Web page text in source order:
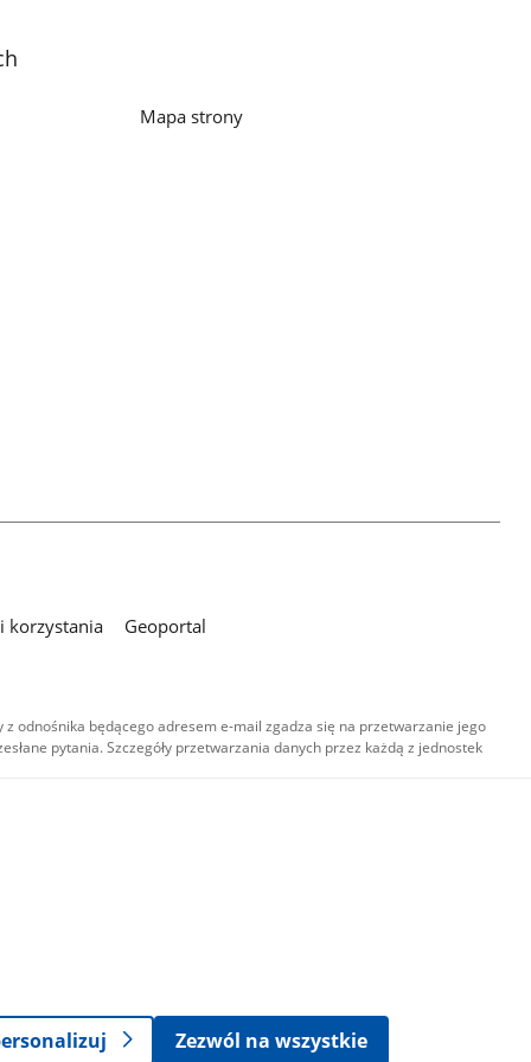
Mapa strony
korzystania Geoportal
odnośnika będącego adresem e-mail zgadza się na przetwarzanie jego
pytania. Szczegóły przetwarzania danych przez każdą z jednostek
Zezwól na wszystkie